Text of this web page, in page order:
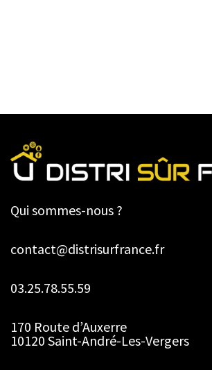
Qui sommes-nous ?
contact@distrisurfrance.fr
03.25.78.55.59
170 Route d’Auxerre
10120 Saint-André-Les-Vergers